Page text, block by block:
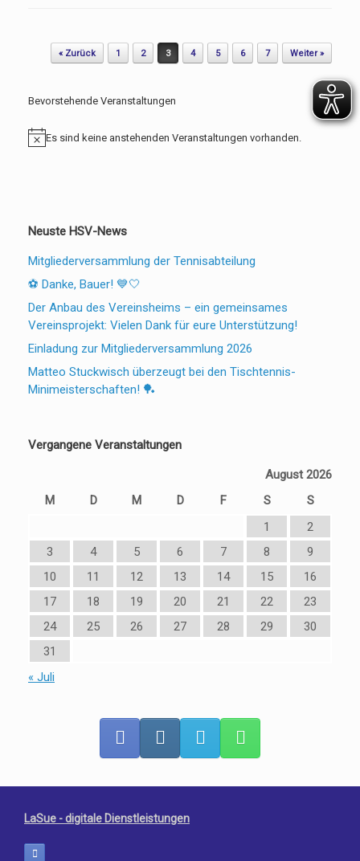
Beitragsnavigation
« Zurück 1 2 3 4 5 6 7 Weiter »
Bevorstehende Veranstaltungen
Hinweis
Es sind keine anstehenden Veranstaltungen vorhanden.
Neuste HSV-News
Mitgliederversammlung der Tennisabteilung
⚽ Danke, Bauer! 💙🤍
Der Anbau des Vereinsheims – ein gemeinsames
Vereinsprojekt: Vielen Dank für eure Unterstützung!
Einladung zur Mitgliederversammlung 2026
Matteo Stuckwisch überzeugt bei den Tischtennis-
Minimeisterschaften! 🏓
Vergangene Veranstaltungen
August 2026
M
D M D F S
S
1
2
3
4 5 6 7 8
9
10
11 12 13 14 15
16
17
18 19 20 21 22
23
24
25 26 27 28 29
30
31
« Juli
LaSue - digitale Dienstleistungen